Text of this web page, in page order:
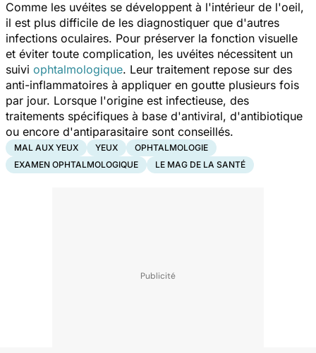
Comme les uvéites se développent à l'intérieur de l'oeil,
il est plus difficile de les diagnostiquer que d'autres
infections oculaires. Pour préserver la fonction visuelle
et éviter toute complication, les uvéites nécessitent un
suivi ophtalmologique. Leur traitement repose sur des
anti-inflammatoires à appliquer en goutte plusieurs fois
par jour. Lorsque l'origine est infectieuse, des
traitements spécifiques à base d'antiviral, d'antibiotique
ou encore d'antiparasitaire sont conseillés.
MAL AUX YEUX YEUX
OPHTALMOLOGIE
EXAMEN OPHTALMOLOGIQUE
LE MAG DE LA SANTÉ